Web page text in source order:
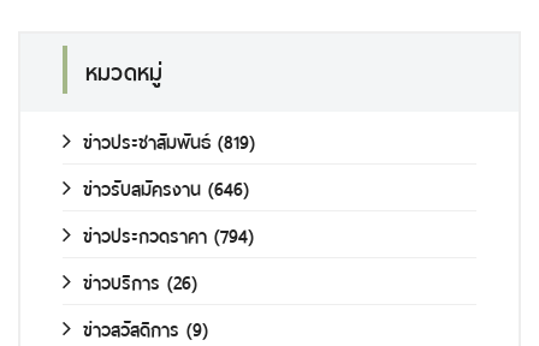
หมวดหมู่
ข่าวประชาสัมพันธ์ (819)
ข่าวรับสมัครงาน (646)
ข่าวประกวดราคา (794)
ข่าวบริการ (26)
ข่าวสวัสดิการ (9)